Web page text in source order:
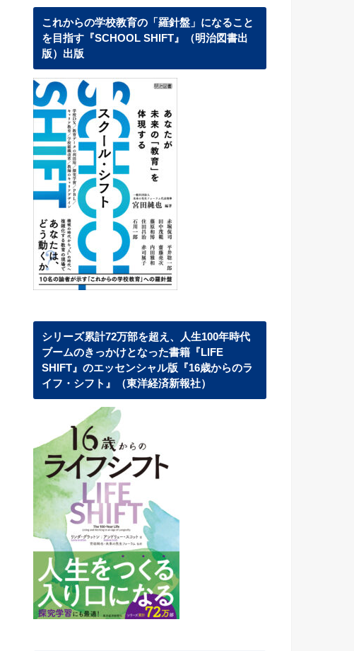
これからの学校教育の「羅針盤」になること
を目指す『SCHOOL SHIFT』（明治図書出
版）出版
シリーズ累計72万部を超え、人生100年時代
ブームのきっかけとなった書籍『LIFE
SHIFT』のエッセンシャル版『16歳からのラ
イフ・シフト』（東洋経済新報社）